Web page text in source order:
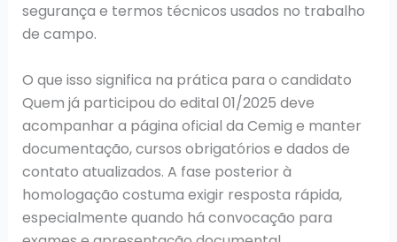
segurança e termos técnicos usados no trabalho
de campo.
O que isso significa na prática para o candidato
Quem já participou do edital 01/2025 deve
acompanhar a página oficial da Cemig e manter
documentação, cursos obrigatórios e dados de
contato atualizados. A fase posterior à
homologação costuma exigir resposta rápida,
especialmente quando há convocação para